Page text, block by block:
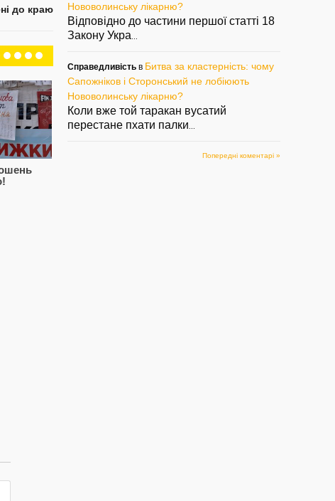
до краю
Нововолинську лікарню?
Відповідно до частини першої статті 18
Закону Укра
Справедливість в Битва за кластерність: чому
Сапожніков і Сторонський не лобіюють
Нововолинську лікарню?
Коли вже той таракан вусатий
перестане пхати палки
Попередні коментарі »